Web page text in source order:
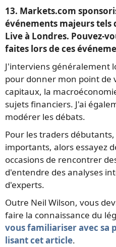
13. Markets.com
événements majeurs tels
Live à Londres. Pouvez-
faites lors de ces
J'interviens généralement
pour donner mon point de
capitaux, la
sujets financiers. J'ai
modérer les débats.
Pour les traders
importants, alors essayez
occasions de rencontrer
d'entendre des analyses
d'experts.
Outre Neil Wilson, vous
faire la connaissance du
vous familiariser avec sa
lisant cet article.